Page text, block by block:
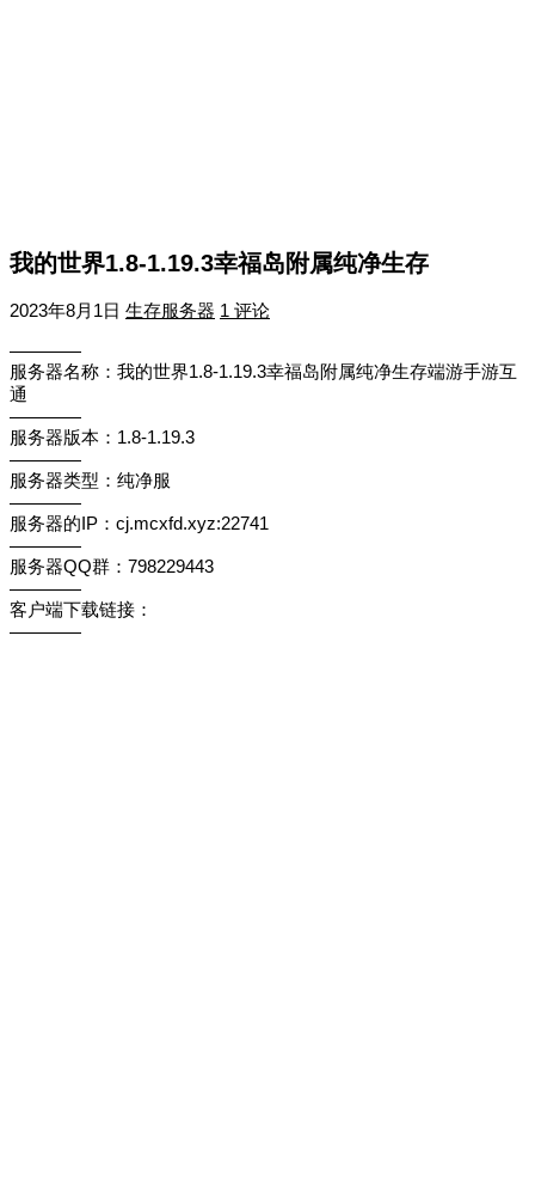
我的世界1.8-1.19.3幸福岛附属纯净生存
2023年8月1日 生存服务器 1 评论
————
服务器名称：我的世界1.8-1.19.3幸福岛附属纯净生存端游手游互
通
————
服务器版本：1.8-1.19.3
————
服务器类型：纯净服
————
服务器的IP：cj.mcxfd.xyz:22741
————
服务器QQ群：798229443
————
客户端下载链接：
————